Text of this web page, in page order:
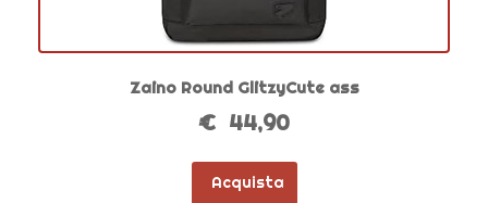
Zaino Round GlitzyCute ass
€ 44,90
Acquista